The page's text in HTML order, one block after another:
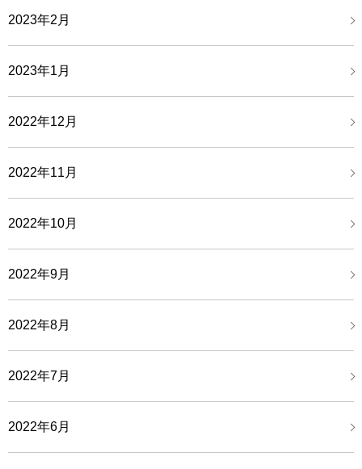
2023年2月
2023年1月
2022年12月
2022年11月
2022年10月
2022年9月
2022年8月
2022年7月
2022年6月